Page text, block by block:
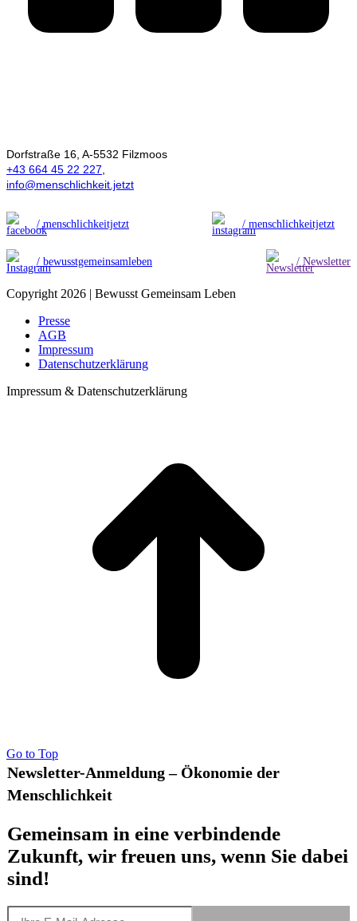
Dorfstraße 16, A-5532 Filzmoos
+43 664 45 22 227
info@menschlichkeit.jetzt
/ menschlichkeitjetzt / menschlichkeitjetzt
/ bewusstgemeinsamleben / Newsletter
Copyright 2026 | Bewusst Gemeinsam Leben
Presse
AGB
Impressum
Datenschutzerklärung
Impressum & Datenschutzerklärung
Go to Top
Newsletter-Anmeldung – Ökonomie der
Menschlichkeit
Gemeinsam in eine verbindende
Zukunft, wir freuen uns, wenn Sie dabei
sind!